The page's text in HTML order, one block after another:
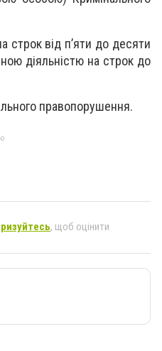
строк від п’яти до десяти
діяльністю на строк до
правопорушення.
, щоб оцінити